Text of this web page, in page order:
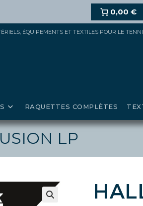
pour0,00 €
ÉQUIPEMENTS ET TEXTILES POUR LE
RAQUETTES COMPLÈTES
LP